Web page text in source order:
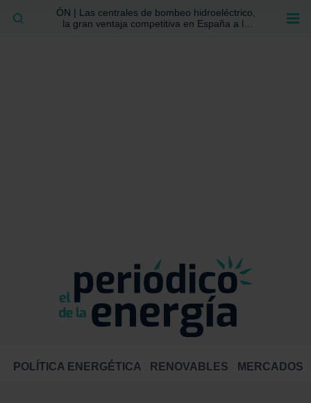
ÓN | Las centrales de bombeo hidroeléctrico,
la gran ventaja competitiva en España a la
POLÍTICA ENERGÉTICA RENOVABLES MERCADOS
BUSCAR